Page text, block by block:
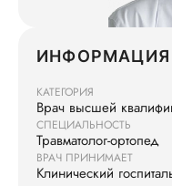
ИНФОРМАЦИЯ
КАТЕГОРИЯ
Врач высшей
СПЕЦИАЛЬНОСТЬ
Травматолог-ортопед
ВРАЧ ПРИНИМАЕТ
Клинический